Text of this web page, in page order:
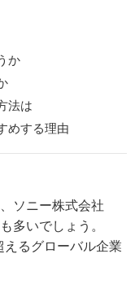
か
法は
めする理由
ソニー株式会社
多いでしょう。
るグローバル企業